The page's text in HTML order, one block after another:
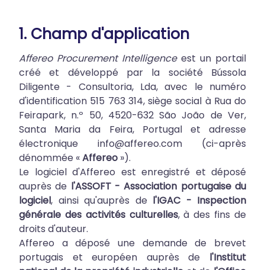
1. Champ d'application
Affereo Procurement Intelligenceest un portail
créé et développé par la société Bússola
Diligente - Consultoria, Lda, avec le numéro
d'identification 515 763 314, siège social à Rua do
Feirapark, n.º 50, 4520-632 São João de Ver,
Santa Maria da Feira, Portugal et adresse
électronique info@affereo.com (ci-après
dénommée «Affereo »).
Le logiciel d'Affereo est enregistré et déposé
auprès de l'ASSOFT - Association portugaise du
logiciel, ainsi qu'auprès de l'IGAC - Inspection
générale des activités culturelles, à des fins de
droits d'auteur.
Affereo a déposé une demande de brevet
portugais et européen auprès de l'Institut